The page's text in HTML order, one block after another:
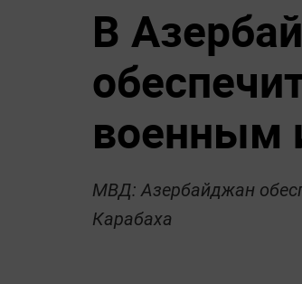
В
военным
МВД: Азербайджан
Карабаха